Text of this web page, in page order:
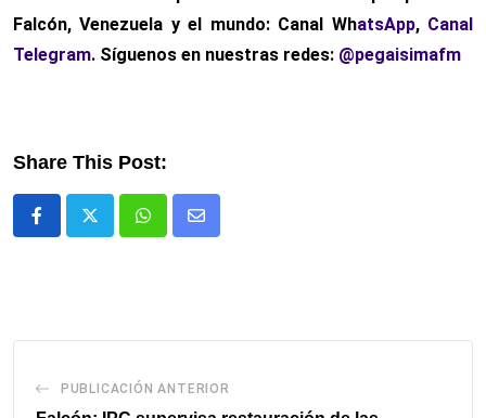
Falcón, Venezuela y el mundo: Canal WhatsApp, Canal
Telegram. Síguenos en nuestras redes: @pegaisimafm
Share This Post:
WhatsappComparte
PUBLICACIÓN ANTERIOR